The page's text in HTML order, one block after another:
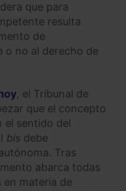
que para
resulta
de
o no al derecho de
, el Tribunal de
que el concepto
el sentido del
bis debe
Tras
abarca todas
en materia de